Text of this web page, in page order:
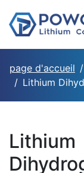
page d'accueil
Lithium
Lithium